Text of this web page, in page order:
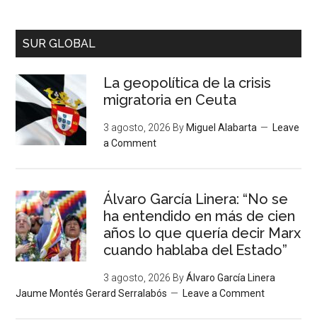
SUR GLOBAL
La geopolítica de la crisis
migratoria en Ceuta
3 agosto, 2026 By Miguel Alabarta
Leave
a Comment
Álvaro García Linera: “No se
ha entendido en más de cien
años lo que quería decir Marx
cuando hablaba del Estado”
3 agosto, 2026 ByÁlvaro García Linera
Jaume Montés Gerard Serralabós
Leave a Comment